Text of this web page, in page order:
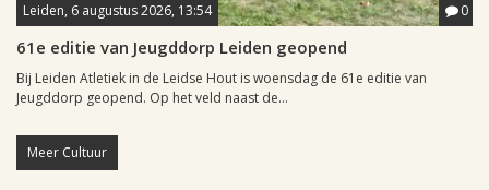
Leiden, 6 augustus 2026, 13:54 0
61e editie van Jeugddorp Leiden geopend
Bij Leiden Atletiek in de Leidse Hout is woensdag de 61e editie van
Jeugddorp geopend. Op het veld naast de...
Meer Cultuur